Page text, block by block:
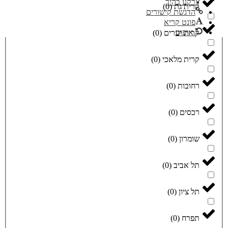
קרית גת(
0
)
קרית יערים (
0
)
קרית מלאכי (
0
)
רחובות (
0
)
רכסים (
0
)
שומרון (
0
)
תל אביב (
0
)
תל ציון (
0
)
תפרח (
0
)
רקע בהיר
הדגשת קישורים
פונט קריא
איפוס